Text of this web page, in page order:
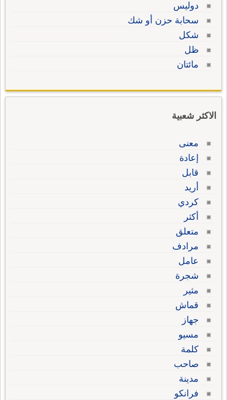
دوليس
سحابة حزن أو شك
شكل
ظل
مائتان
الاكثر شعبية
معنى
إعادة
قابل
أريد
كردي
أكثر
متعلق
مرادف
عامل
شجرة
مثير
قماش
جهاز
مسيو
كلمة
صاحب
مدينة
فرانكو